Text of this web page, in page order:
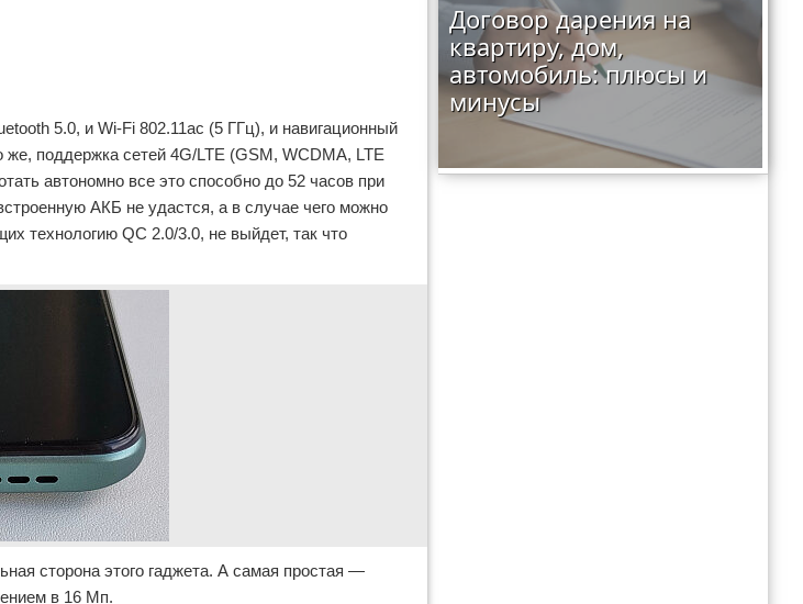
5.0, и Wi-Fi 802.11ac (5 ГГц), и навигационный
поддержка сетей 4G/LTE (GSM, WCDMA, LTE
автономно все это способно до 52 часов при
АКБ не удастся, а в случае чего можно
технологию QC 2.0/3.0, не выйдет, так что
сторона этого гаджета. А самая простая —
в 16 Мп.
Договор дарения на
квартиру, дом,
автомобиль: плюсы и
минусы